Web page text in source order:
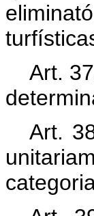
Art.
Art.